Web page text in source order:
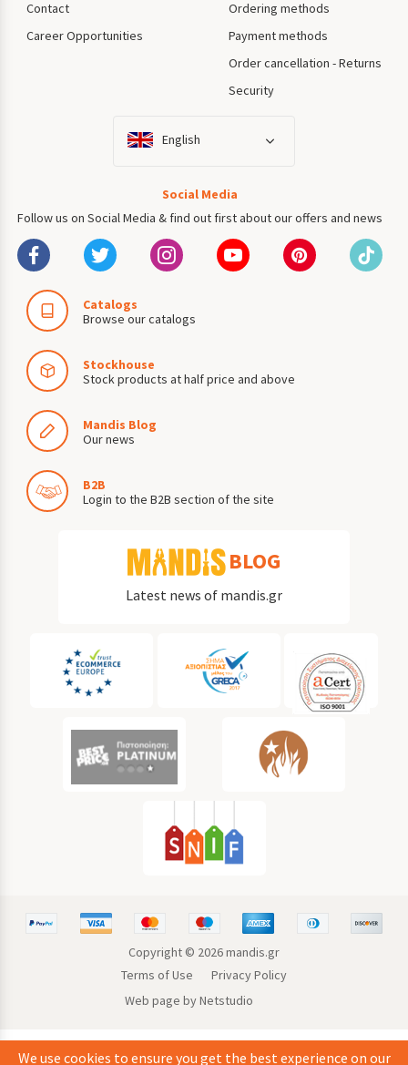
Contact
Career Opportunities
Ordering methods
Payment methods
Order cancellation - Returns
Security
English
Social Media
Follow us on Social Media & find out first about our offers and news
Catalogs
Browse our catalogs
Stockhouse
Stock products at half price and above
Mandis Blog
Our news
B2B
Login to the B2B section of the site
BLOG
Latest news of mandis.gr
Copyright © 2026mandis.gr
Terms of Use
Privacy Policy
Web page by Netstudio
We use cookies to ensure you get the best experience on our